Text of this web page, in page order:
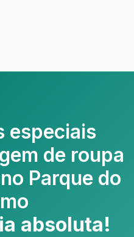
especiais
de roupa
Parque do
absoluta!